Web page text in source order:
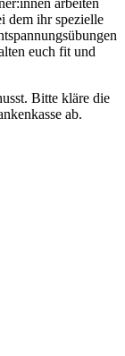
dem ihr spezielle
euch fit und
Bitte kläre die
ab.